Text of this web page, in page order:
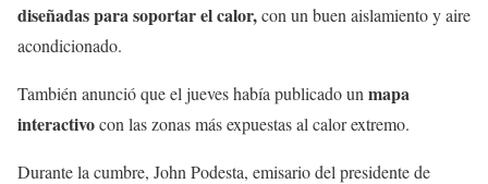
diseñadas para soportar el calor,con un buen aislamiento y aire
acondicionado.
También anunció que el jueves había publicado un mapa
interactivocon las zonas más expuestas al calor extremo.
Durante la cumbre, John Podesta, emisario del presidente de